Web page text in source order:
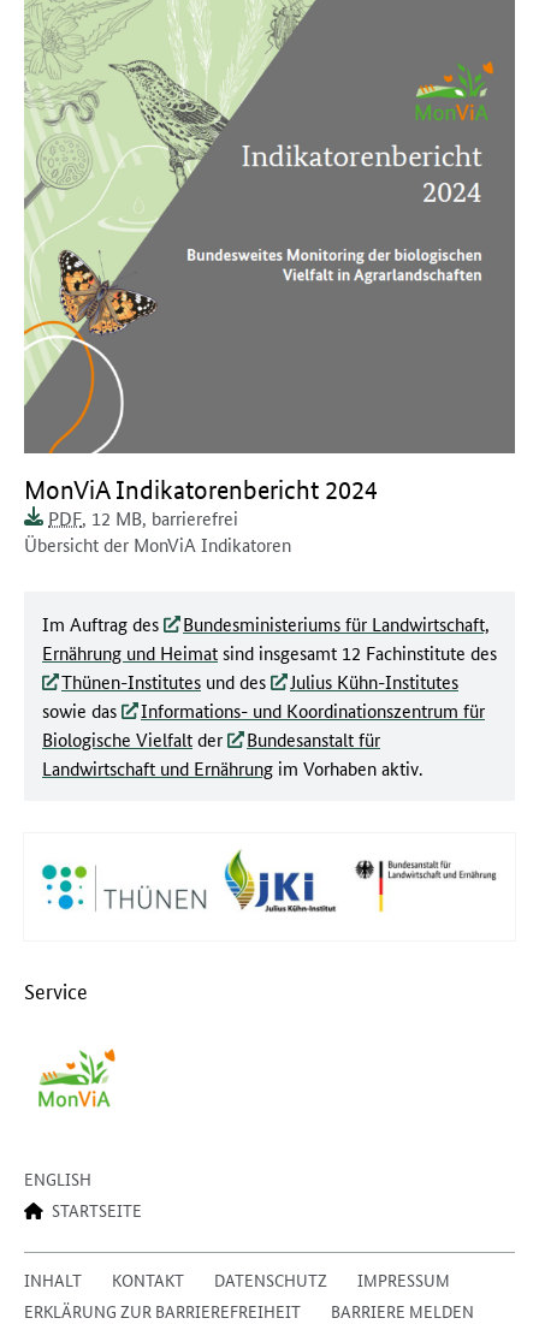
Dokument zum runterladen:
MonViA Indikatorenbericht 2024
Dokumentenformat:
PDFDokumentengröße:
, 12 MB
Barrierefreiheit:
Dieses Dokument ist
, barrierefrei
Dokumentenbeschreibung:
Übersicht der MonViA Indikatoren
Im Auftrag des
Bundesministeriums für Landwirtschaft,
Ernährung und Heimatsind insgesamt 12 Fachinstitute des
Thünen-Institutes und des
Julius Kühn-Institutes
sowie das
Informations- und Koordinationszentrum für
Biologische Vielfaltder
Bundesanstalt für
Landwirtschaft und Ernährung im Vorhaben aktiv.
Service
ENGLISH
STARTSEITE
INHALT KONTAKT DATENSCHUTZ
IMPRESSUM
ERKLÄRUNG ZUR BARRIEREFREIHEIT
BARRIERE MELDEN